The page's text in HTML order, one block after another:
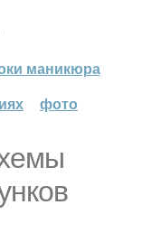
маникюра
фото